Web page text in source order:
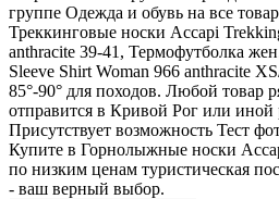
группе Одежда и обувь на все
Треккинговые носки Accapi
anthracite 39-41, Термофутболка
Sleeve Shirt Woman 966 anthracite
85°-90° для походов. Любой товар
отправится в Кривой Рог или
Присутствует возможность Тест
Купите в Горнолыжные носки
по низким ценам туристическая
- ваш верный выбор.